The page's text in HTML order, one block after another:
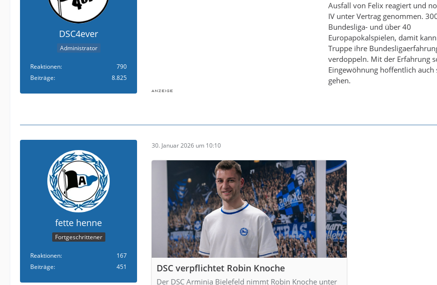
DSC4ever
Administrator
Reaktionen
790
Beiträge
8.825
Ausfall von Felix reagiert und
IV unter Vertrag genommen.
Bundesliga- und über 40
Europapokalspielen, damit
Truppe ihre
verdoppeln. Mit der Erfahrung
Eingewöhnung hoffentlich auch
gehen.
fette henne
Fortgeschrittener
Reaktionen
167
Beiträge
451
30. Januar 2026 um 10:10
DSC verpflichtet Robin Knoche
Der DSC Arminia Bielefeld nimmt Robin Knoche unter